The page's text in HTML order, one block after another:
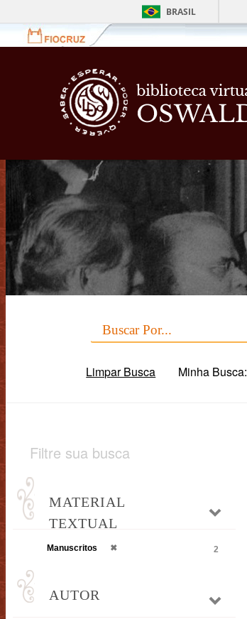
BRASIL
Limpar Busca Minha Busca:
Filtre sua busca
MATERIAL
TEXTUAL
Manuscritos ✖ 2
AUTOR